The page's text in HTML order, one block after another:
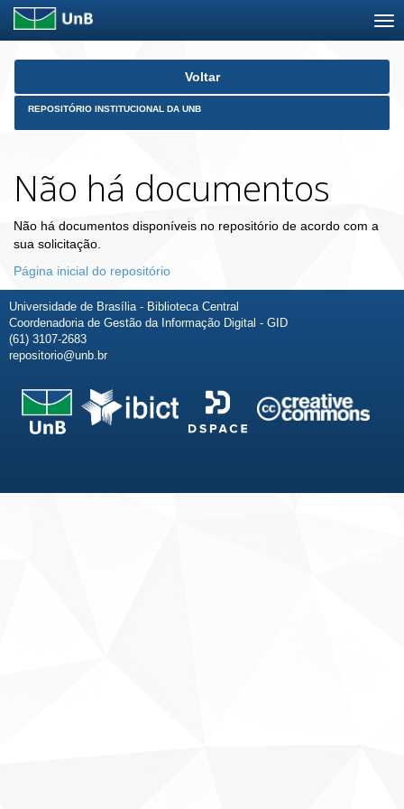
Skip
Voltar
REPOSITÓRIO INSTITUCIONAL DA UNB
Não há documentos
Não há documentos disponíveis no repositório de acordo com a
sua solicitação.
Página inicial do repositório
Universidade de Brasília - Biblioteca Central
Coordenadoria de Gestão da Informação Digital - GID
(61) 3107-2683
repositorio@unb.br